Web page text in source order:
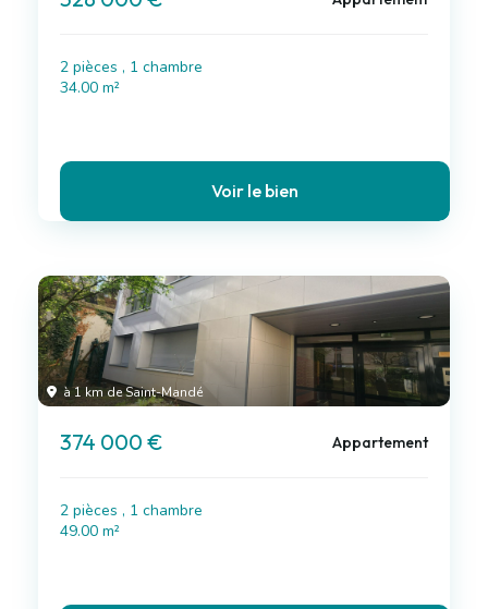
2 pièces , 1 chambre
34.00 m²
Voir le bien
à 1 km de Saint-Mandé
374 000 € Appartement
2 pièces , 1 chambre
49.00 m²